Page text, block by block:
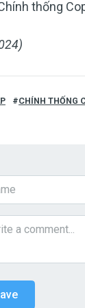
thống
CHÍNH THỐNG